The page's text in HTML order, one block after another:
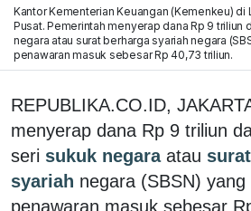
Kantor Kementerian Keuangan (Kemenkeu) di
Pusat. Pemerintah menyerap dana Rp 9 triliun
negara atau surat berharga syariah negara
penawaran masuk sebesar Rp 40,73 triliun.
REPUBLIKA.CO.ID,
menyerap dana Rp 9 triliun
seri sukuk negara atau
syariah negara (SBSN)
penawaran masuk sebesar